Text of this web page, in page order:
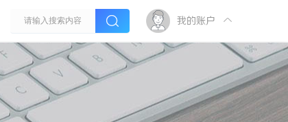
我的账户